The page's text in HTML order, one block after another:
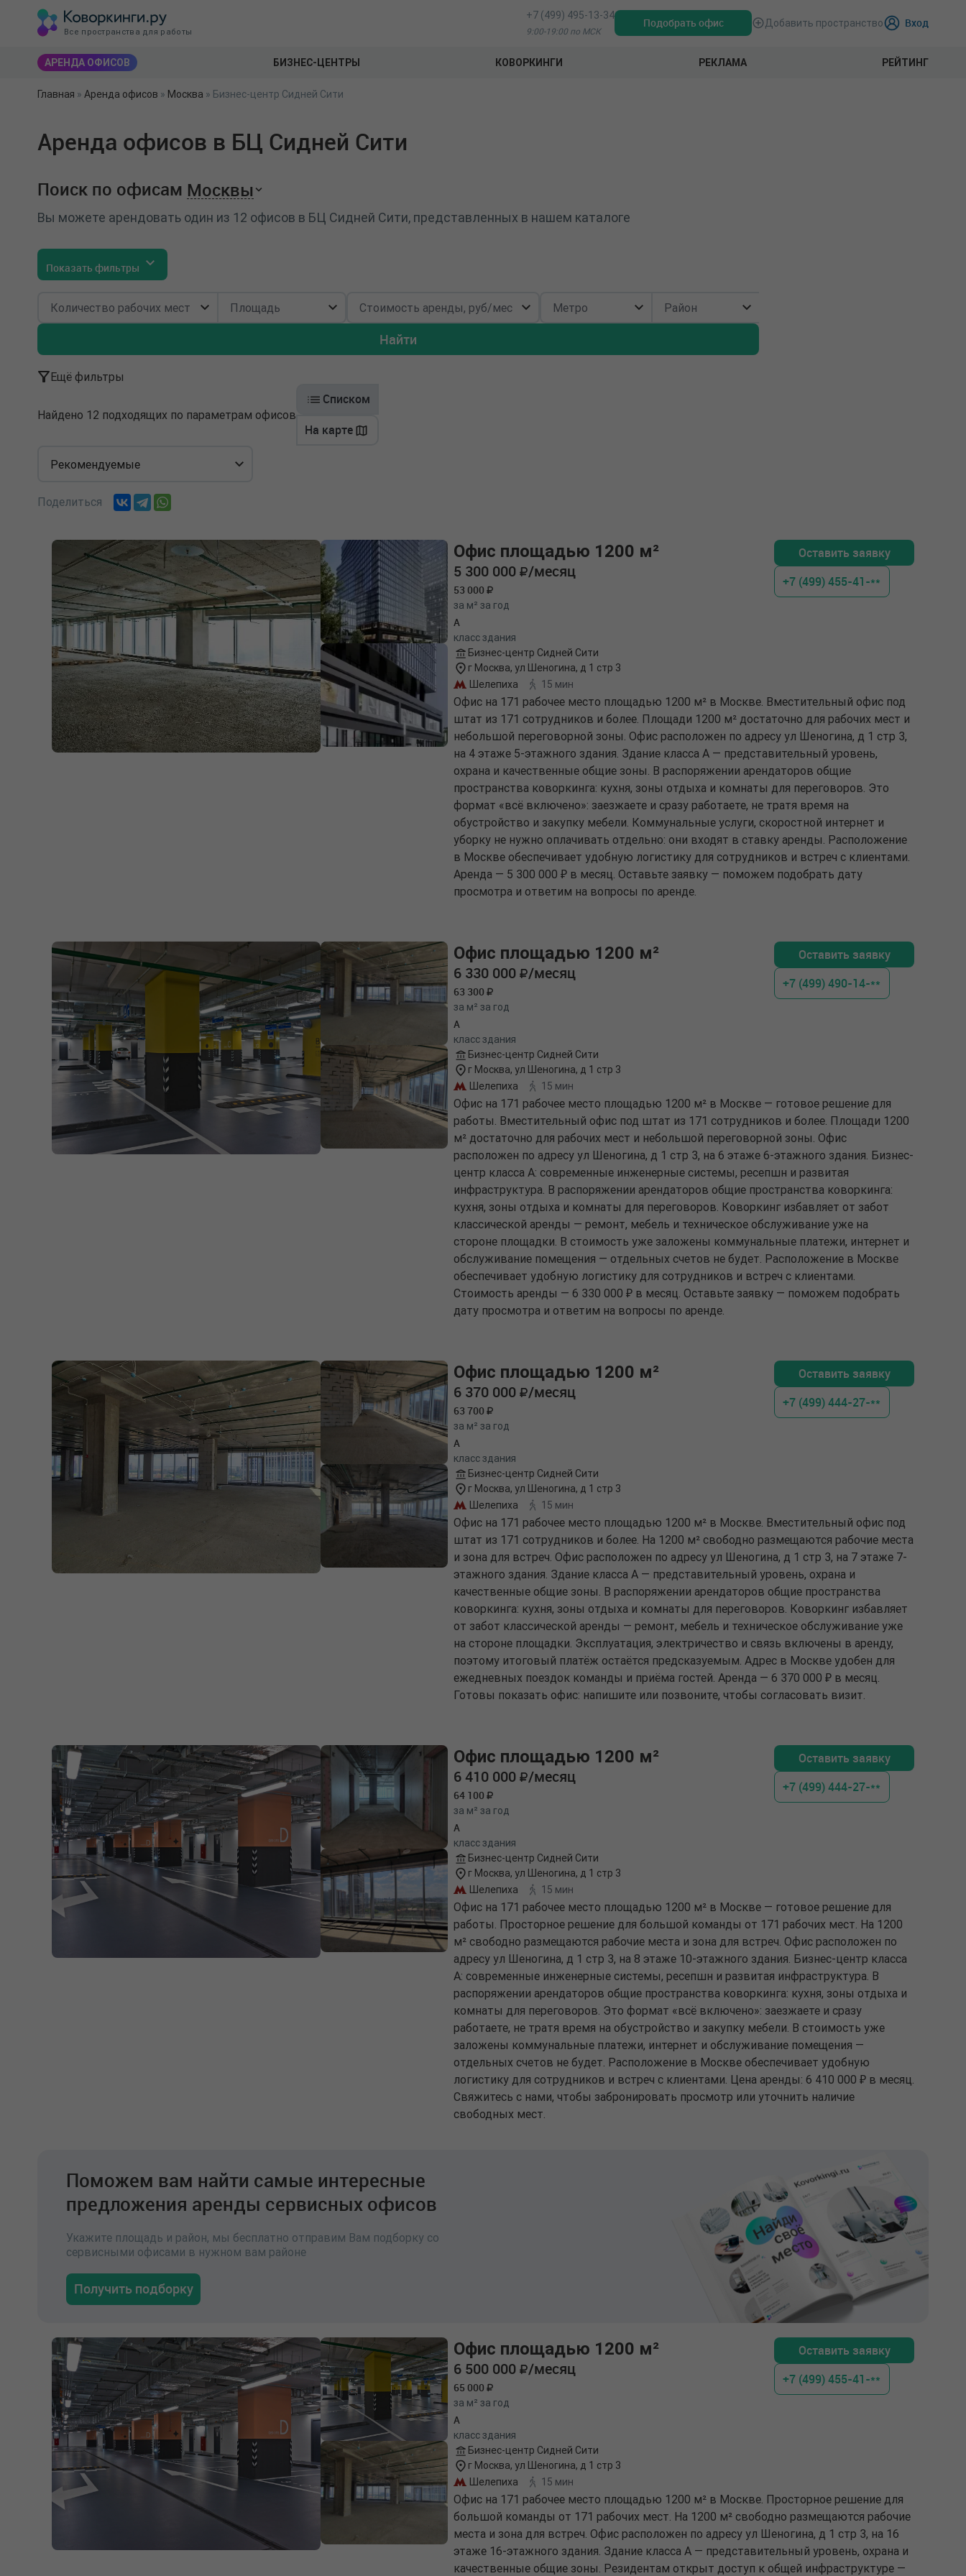
Все пространства для работы
+7 (499) 495-13-34
9:00-19:00 по МСК
Подобрать офис Добавить пространство Вход
АРЕНДА ОФИСОВ БИЗНЕС-ЦЕНТРЫ КОВОРКИНГИ РЕКЛАМА РЕЙТИНГ
Главная » Аренда офисов » Москва » Бизнес-центр Сидней Сити
Аренда офисов в БЦ Сидней Сити
Поиск по офисам Москвы
Вы можете арендовать один из 12 офисов в БЦ Сидней Сити, представленных в нашем каталоге
Показать фильтры
Район
Найти
Ещё фильтры
Найдено 12 подходящих по параметрам офисов
Списком
На карте
Рекомендуемые
Поделиться
Офис площадью 1200 м²
5 300 000 /месяц
53 000
за м² за год
A
класс здания
Бизнес-центр Сидней Сити
г Москва, ул Шеногина, д 1 стр 3
Шелепиха
15 мин
Офис на 171 рабочее место площадью 1200 м² в Москве. Вместительный офис под
штат из 171 сотрудников и более. Площади 1200 м² достаточно для рабочих мест и
небольшой переговорной зоны. Офис расположен по адресу ул Шеногина, д 1 стр 3,
на 4 этаже 5-этажного здания. Здание класса A — представительный уровень,
охрана и качественные общие зоны. В распоряжении арендаторов общие
пространства коворкинга: кухня, зоны отдыха и комнаты для переговоров. Это
формат «всё включено»: заезжаете и сразу работаете, не тратя время на
обустройство и закупку мебели. Коммунальные услуги, скоростной интернет и
уборку не нужно оплачивать отдельно: они входят в ставку аренды. Расположение
в Москве обеспечивает удобную логистику для сотрудников и встреч с клиентами.
Аренда — 5 300 000 ₽ в месяц. Оставьте заявку — поможем подобрать дату
просмотра и ответим на вопросы по аренде.
Оставить заявку
+7 (499) 455-41-**
Офис площадью 1200 м²
6 330 000 /месяц
63 300
за м² за год
A
класс здания
Бизнес-центр Сидней Сити
г Москва, ул Шеногина, д 1 стр 3
Шелепиха
15 мин
Офис на 171 рабочее место площадью 1200 м² в Москве — готовое решение для
работы. Вместительный офис под штат из 171 сотрудников и более. Площади 1200
м² достаточно для рабочих мест и небольшой переговорной зоны. Офис
расположен по адресу ул Шеногина, д 1 стр 3, на 6 этаже 6-этажного здания. Бизнес-
центр класса A: современные инженерные системы, ресепшн и развитая
инфраструктура. В распоряжении арендаторов общие пространства коворкинга:
кухня, зоны отдыха и комнаты для переговоров. Коворкинг избавляет от забот
классической аренды — ремонт, мебель и техническое обслуживание уже на
стороне площадки. В стоимость уже заложены коммунальные платежи, интернет и
обслуживание помещения — отдельных счетов не будет. Расположение в Москве
обеспечивает удобную логистику для сотрудников и встреч с клиентами.
Стоимость аренды — 6 330 000 ₽ в месяц. Оставьте заявку — поможем подобрать
дату просмотра и ответим на вопросы по аренде.
Оставить заявку
+7 (499) 490-14-**
Офис площадью 1200 м²
6 370 000 /месяц
63 700
за м² за год
A
класс здания
Бизнес-центр Сидней Сити
г Москва, ул Шеногина, д 1 стр 3
Шелепиха
15 мин
Офис на 171 рабочее место площадью 1200 м² в Москве. Вместительный офис под
штат из 171 сотрудников и более. На 1200 м² свободно размещаются рабочие места
и зона для встреч. Офис расположен по адресу ул Шеногина, д 1 стр 3, на 7 этаже 7-
этажного здания. Здание класса A — представительный уровень, охрана и
качественные общие зоны. В распоряжении арендаторов общие пространства
коворкинга: кухня, зоны отдыха и комнаты для переговоров. Коворкинг избавляет
от забот классической аренды — ремонт, мебель и техническое обслуживание уже
на стороне площадки. Эксплуатация, электричество и связь включены в аренду,
поэтому итоговый платёж остаётся предсказуемым. Адрес в Москве удобен для
ежедневных поездок команды и приёма гостей. Аренда — 6 370 000 ₽ в месяц.
Готовы показать офис: напишите или позвоните, чтобы согласовать визит.
Оставить заявку
+7 (499) 444-27-**
Офис площадью 1200 м²
6 410 000 /месяц
64 100
за м² за год
A
класс здания
Бизнес-центр Сидней Сити
г Москва, ул Шеногина, д 1 стр 3
Шелепиха
15 мин
Офис на 171 рабочее место площадью 1200 м² в Москве — готовое решение для
работы. Просторное решение для большой команды от 171 рабочих мест. На 1200
м² свободно размещаются рабочие места и зона для встреч. Офис расположен по
адресу ул Шеногина, д 1 стр 3, на 8 этаже 10-этажного здания. Бизнес-центр класса
A: современные инженерные системы, ресепшн и развитая инфраструктура. В
распоряжении арендаторов общие пространства коворкинга: кухня, зоны отдыха и
комнаты для переговоров. Это формат «всё включено»: заезжаете и сразу
работаете, не тратя время на обустройство и закупку мебели. В стоимость уже
заложены коммунальные платежи, интернет и обслуживание помещения —
отдельных счетов не будет. Расположение в Москве обеспечивает удобную
логистику для сотрудников и встреч с клиентами. Цена аренды: 6 410 000 ₽ в месяц.
Свяжитесь с нами, чтобы забронировать просмотр или уточнить наличие
свободных мест.
Оставить заявку
+7 (499) 444-27-**
Поможем вам найти самые интересные
предложения аренды сервисных офисов
Укажите площадь и район, мы бесплатно отправим Вам подборку со
сервисными офисами в нужном вам районе
Получить подборку
Офис площадью 1200 м²
6 500 000 /месяц
65 000
за м² за год
A
класс здания
Бизнес-центр Сидней Сити
г Москва, ул Шеногина, д 1 стр 3
Шелепиха
15 мин
Офис на 171 рабочее место площадью 1200 м² в Москве. Просторное решение для
большой команды от 171 рабочих мест. На 1200 м² свободно размещаются рабочие
места и зона для встреч. Офис расположен по адресу ул Шеногина, д 1 стр 3, на 16
этаже 16-этажного здания. Здание класса A — представительный уровень, охрана и
качественные общие зоны. Резидентам открыт доступ к общей инфраструктуре —
Оставить заявку
+7 (499) 455-41-**